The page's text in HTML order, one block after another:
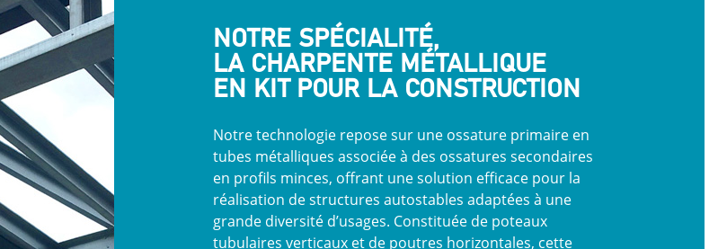
NOTRE SPÉCIALITÉ,
LA CHARPENTE MÉTALLIQUE
EN KIT POUR LA CONSTRUCTION
Notre technologie repose sur une ossature primaire en
tubes métalliques associée à des ossatures secondaires
en profils minces, offrant une solution efficace pour la
réalisation de structures autostables adaptées à une
grande diversité d’usages. Constituée de poteaux
tubulaires verticaux et de poutres horizontales, cette